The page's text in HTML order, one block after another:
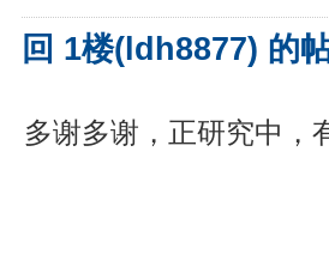
回 1楼(ldh8877) 的
多谢多谢，正研究中